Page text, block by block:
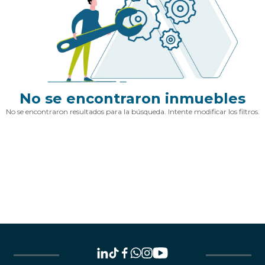
No se encontraron inmuebles
No se encontraron resultados para la búsqueda. Intente modificar los filtros.